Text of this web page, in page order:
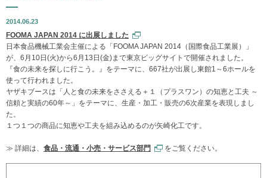
2014.06.23
FOOMA JAPAN 2014 に出展しました
日本食品機械工業会主催による「FOOMA JAPAN 2014（国際食品工業展）」
が、6月10日(火)から6月13日(金)まで東京ビッグサイトで開催されました。
『食の未来を探しに行こう。』をテーマに、667社が出展し東館1～6ホールを
使って行われました。
ヤザキブースは「人と食の未来をささえる＋１（プラスワン）の知恵と工夫 ～
信頼と実績の60年～」をテーマに、生産・加工・販売の6次産業を表現しまし
た。
１つ１つの商品に知恵や工夫を組み込めるのが矢崎化工です。
≫ 詳細は、 食品・流通・小売・サービス部門 をご覧ください。